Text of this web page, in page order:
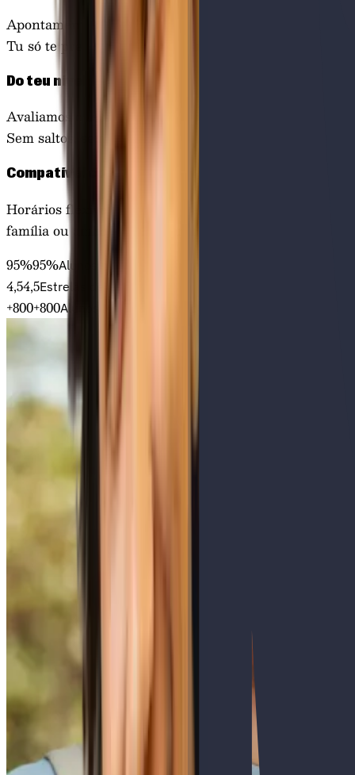
Apontamentos, resumos e exercícios feitos por nós.
Tu só te preocupas em estudar.
Do teu nível
Avaliamos o teu ponto de partida e começamos daí.
Sem saltos, sem rodeios.
Compatível com trabalho
Horários flexíveis pensados para quem tem emprego,
família ou ambos. Tu marcas o ritmo.
95%95%Alunos na sua primeira opção de curso
4,54,5Estrelas de avaliação
+800+800Alunos M23 já preparados